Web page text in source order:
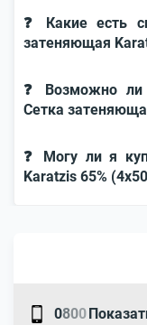
❓ Какие есть
затеняющая
❓ Возможно ли
Cетка
❓ Могу ли я
Karatzis 65%
0800